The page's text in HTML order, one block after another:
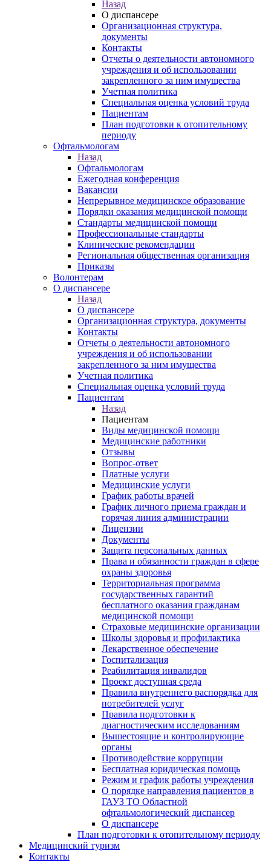
Назад
О диспансере
Организационная структура,
документы
Контакты
Отчеты о деятельности автономного
учреждения и об использовании
закрепленного за ним имущества
Учетная политика
Специальная оценка условий труда
Пациентам
План подготовки к отопительному
периоду
Офтальмологам
Назад
Офтальмологам
Ежегодная конференция
Вакансии
Непрерывное медицинское образование
Порядки оказания медицинской помощи
Стандарты медицинской помощи
Профессиональные стандарты
Клинические рекомендации
Региональная общественная организация
Приказы
Волонтерам
О диспансере
Назад
О диспансере
Организационная структура, документы
Контакты
Отчеты о деятельности автономного
учреждения и об использовании
закрепленного за ним имущества
Учетная политика
Специальная оценка условий труда
Пациентам
Назад
Пациентам
Виды медицинской помощи
Медицинские работники
Отзывы
Вопрос-ответ
Платные услуги
Медицинские услуги
График работы врачей
График личного приема граждан и
горячая линия администрации
Лицензии
Документы
Защита персональных данных
Права и обязанности граждан в сфере
охраны здоровья
Территориальная программа
государственных гарантий
бесплатного оказания гражданам
медицинской помощи
Страховые медицинские организации
Школы здоровья и профилактика
Лекарственное обеспечение
Госпитализация
Реабилитация инвалидов
Проект доступная среда
Правила внутреннего распорядка для
потребителей услуг
Правила подготовки к
диагностическим исследованиям
Вышестоящие и контролирующие
органы
Противодействие коррупции
Бесплатная юридическая помощь
Режим и график работы учреждения
О порядке направления пациентов в
ГАУЗ ТО Областной
офтальмологический диспансер
О диспансере
План подготовки к отопительному периоду
Медицинский туризм
Контакты